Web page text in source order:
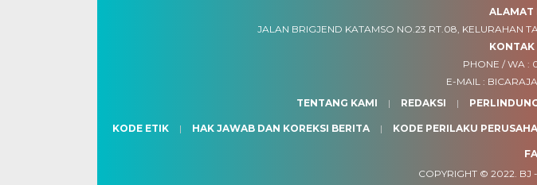
ALAMAT
JALAN BRIGJEND KATAMSO NO.23 RT.08, KELURAHAN
KONTAK
PHONE / WA :
E-MAIL :
TENTANG KAMI
REDAKSI
KODE ETIK HAK JAWAB DAN KOREKSI BERITA KODE PERILAKU
COPYRIGHT © 2022. BJ